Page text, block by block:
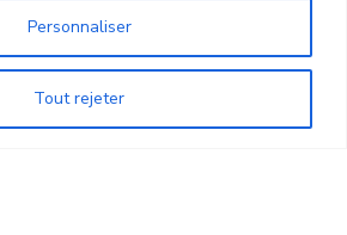
Personnaliser
Tout rejeter